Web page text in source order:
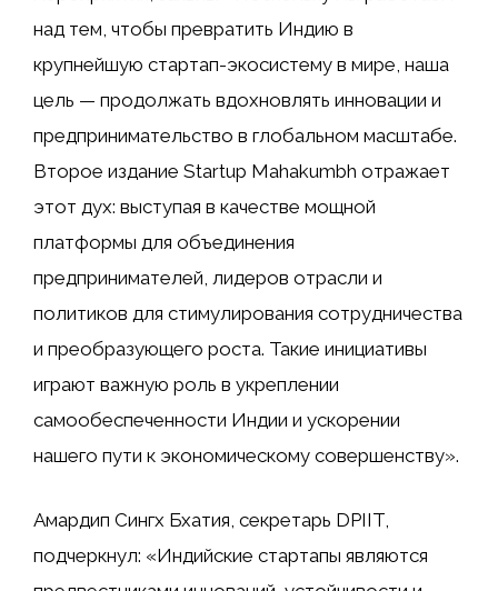
над тем, чтобы превратить Индию в
крупнейшую стартап-экосистему в мире, наша
цель — продолжать вдохновлять инновации и
предпринимательство в глобальном масштабе.
Второе издание Startup Mahakumbh отражает
этот дух: выступая в качестве мощной
платформы для объединения
предпринимателей, лидеров отрасли и
политиков для стимулирования сотрудничества
и преобразующего роста. Такие инициативы
играют важную роль в укреплении
самообеспеченности Индии и ускорении
нашего пути к экономическому совершенству».
Амардип Сингх Бхатия, секретарь DPIIT,
подчеркнул: «Индийские стартапы являются